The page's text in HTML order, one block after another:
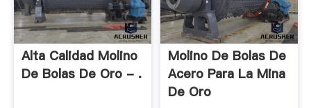
Alta Calidad Molino
De Bolas De Oro - .
Molino De Bolas De
Acero Para La Mina
De Oro